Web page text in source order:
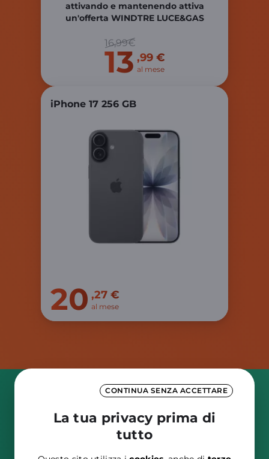
CONTINUA SENZA ACCETTARE
La tua privacy prima di
tutto
attivando e mantenendo attiva
un'offerta WINDTRE LUCE&GAS
16,99€
13 ,99 €
al mese
iPhone 17 256 GB
20 ,27 €
al mese